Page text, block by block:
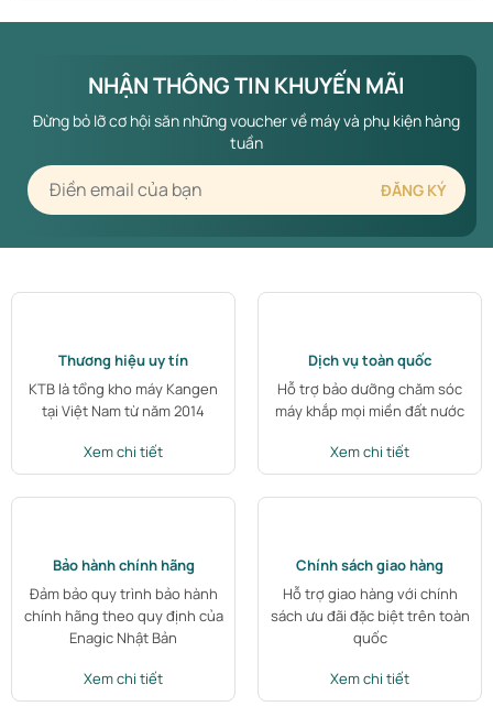
NHẬN THÔNG TIN KHUYẾN MÃI
Đừng bỏ lỡ cơ hội săn những voucher về máy và phụ kiện hàng
tuần
Thương hiệu uy tín
KTB là tổng kho máy Kangen
tại Việt Nam từ năm 2014
Xem chi tiết
Dịch vụ toàn quốc
Hỗ trợ bảo dưỡng chăm sóc
máy khắp mọi miền đất nước
Xem chi tiết
Bảo hành chính hãng
Đảm bảo quy trình bảo hành
chính hãng theo quy định của
Enagic Nhật Bản
Xem chi tiết
Chính sách giao hàng
Hỗ trợ giao hàng với chính
sách ưu đãi đặc biệt trên toàn
quốc
Xem chi tiết